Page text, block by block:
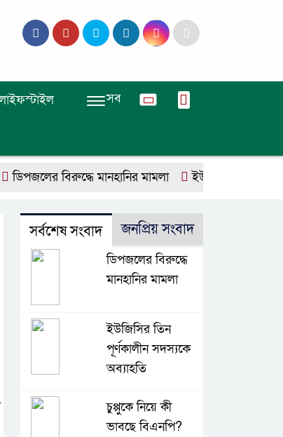
সব
বিরুদ্ধে মানহানির মামলা ইউজিসির তিন পূর্ণকালীন
সর্বশেষ সংবাদ জনপ্রিয় সংবাদ
ডিপজলের বিরুদ্ধে
মানহানির মামলা
ইউজিসির তিন
পূর্ণকালীন সদস্যকে
অব্যাহতি
চুপ্পুকে নিয়ে কী
ভাবছে বিএনপি?